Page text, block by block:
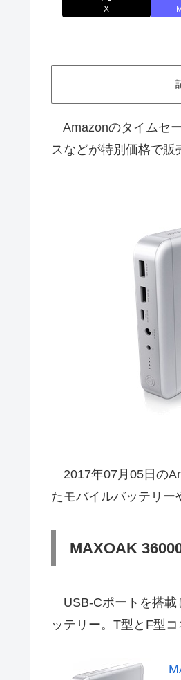
X
Amazonのタイムセ
スなどが特別価格で販
2017年07月05日の
たモバイルバッテリー
MAXOAK
USB-Cポートを搭載
ッテリー。T型とF型